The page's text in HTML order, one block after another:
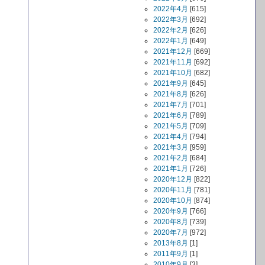
2022年4月 [615]
2022年3月 [692]
2022年2月 [626]
2022年1月 [649]
2021年12月 [669]
2021年11月 [692]
2021年10月 [682]
2021年9月 [645]
2021年8月 [626]
2021年7月 [701]
2021年6月 [789]
2021年5月 [709]
2021年4月 [794]
2021年3月 [959]
2021年2月 [684]
2021年1月 [726]
2020年12月 [822]
2020年11月 [781]
2020年10月 [874]
2020年9月 [766]
2020年8月 [739]
2020年7月 [972]
2013年8月 [1]
2011年9月 [1]